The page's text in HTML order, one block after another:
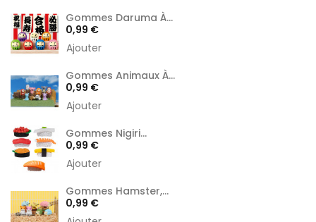
Gommes Daruma À...
Prix
0,99 €
Ajouter
Gommes Animaux À...
Prix
0,99 €
Ajouter
Gommes Nigiri...
Prix
0,99 €
Ajouter
Gommes Hamster,...
Prix
0,99 €